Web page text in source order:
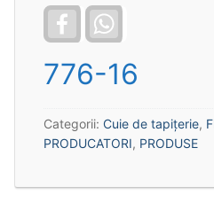
Facebook
776-16
Categorii:Cuie de tapiţerie,
PRODUCATORI, PRODUSE